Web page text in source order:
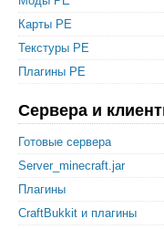
Карты PE
Текстуры PE
Плагины PE
Сервера и
Готовые сервера
Server_minecraft.jar
Плагины
CraftBukkit и плагины